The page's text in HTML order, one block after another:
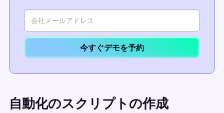
今すぐデモを予約
自動化のスクリプトの作成